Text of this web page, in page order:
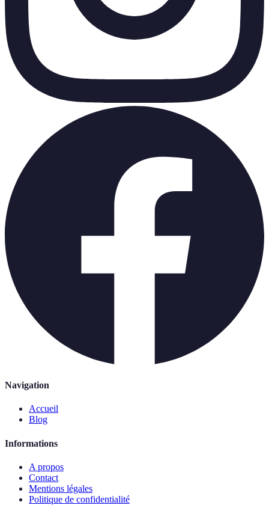
Navigation
Accueil
Blog
Informations
A propos
Contact
Mentions légales
Politique de confidentialité